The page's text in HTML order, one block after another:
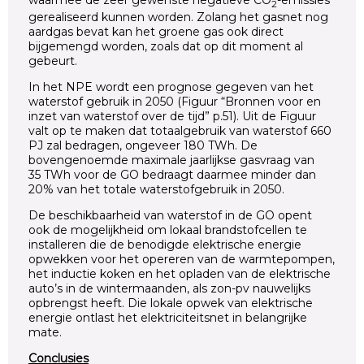
2
gerealiseerd kunnen worden. Zolang het gasnet nog
aardgas bevat kan het groene gas ook direct
bijgemengd worden, zoals dat op dit moment al
gebeurt.
In het NPE wordt een prognose gegeven van het
waterstof gebruik in 2050 (Figuur “Bronnen voor en
inzet van waterstof over de tijd” p.51). Uit de Figuur
valt op te maken dat totaalgebruik van waterstof 660
PJ zal bedragen, ongeveer 180 TWh. De
bovengenoemde maximale jaarlijkse gasvraag van
35 TWh voor de GO bedraagt daarmee minder dan
20% van het totale waterstofgebruik in 2050.
De beschikbaarheid van waterstof in de GO opent
ook de mogelijkheid om lokaal brandstofcellen te
installeren die de benodigde elektrische energie
opwekken voor het opereren van de warmtepompen,
het inductie koken en het opladen van de elektrische
auto’s in de wintermaanden, als zon-pv nauwelijks
opbrengst heeft. Die lokale opwek van elektrische
energie ontlast het elektriciteitsnet in belangrijke
mate.
Conclusies